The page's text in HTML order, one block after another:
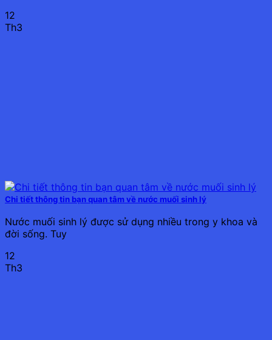
12
Th3
Chi tiết thông tin bạn quan tâm về nước muối sinh lý
Nước muối sinh lý được sử dụng nhiều trong y khoa và
đời sống. Tuy
12
Th3